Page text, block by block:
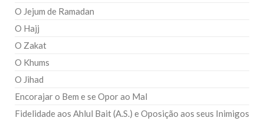
O Jejum de Ramadan
O Hajj
O Zakat
O Khums
O Jihad
Encorajar o Bem e se Opor ao Mal
Fidelidade aos Ahlul Bait (A.S.) e Oposição aos seus Inimigos